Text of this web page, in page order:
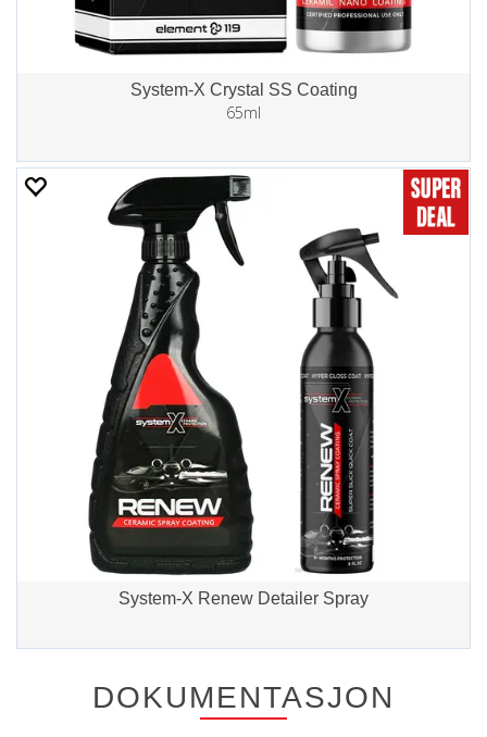
System-X Crystal SS Coating
65ml
System-X Renew Detailer Spray
DOKUMENTASJON